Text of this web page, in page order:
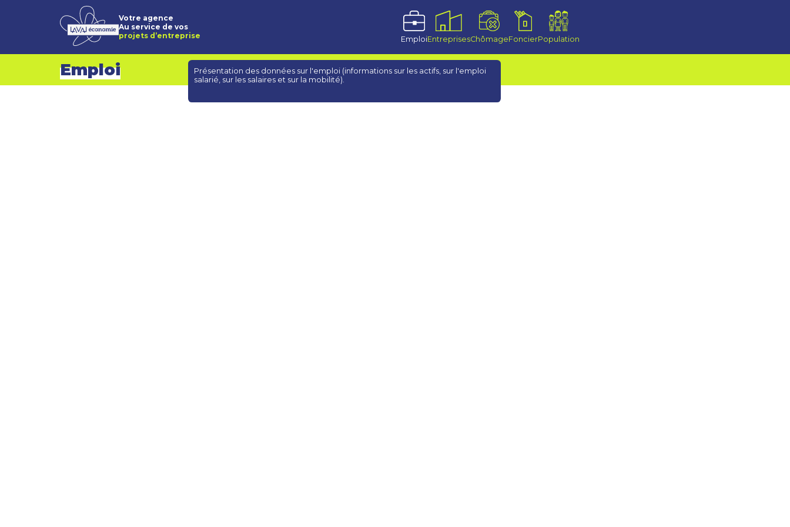
Votre agence
Au service de vos
projets d’entreprise
EmploiEntreprisesChômageFoncierPopulation
Emploi
Présentation des données sur l'emploi (informations sur les actifs, sur l'emploi
salarié, sur les salaires et sur la mobilité).